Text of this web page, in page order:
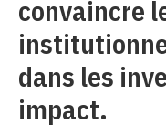
convaincre
dans les
impact.